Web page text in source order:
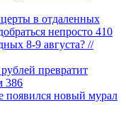
в отдаленных
непросто 410
8-9 августа? //
превратит
386
появился новый мурал